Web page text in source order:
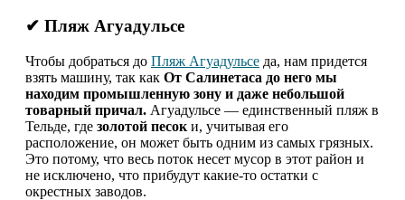
✔ Пляж Агуадульсе
Чтобы добраться до Пляж Агуадульсе да, нам придется
взять машину, так как От Салинетаса до него мы
находим промышленную зону и даже небольшой
товарный причал. Агуадульсе — единственный пляж в
Тельде, где золотой песок и, учитывая его
расположение, он может быть одним из самых грязных.
Это потому, что весь поток несет мусор в этот район и
не исключено, что прибудут какие-то остатки с
окрестных заводов.